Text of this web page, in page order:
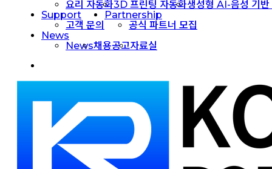
요리 자동화3D 프린팅 자동화생성형 AI-음성 기반
Support
고객 문의
Partnership
공식 파트너 모집
News
News채용공고자료실